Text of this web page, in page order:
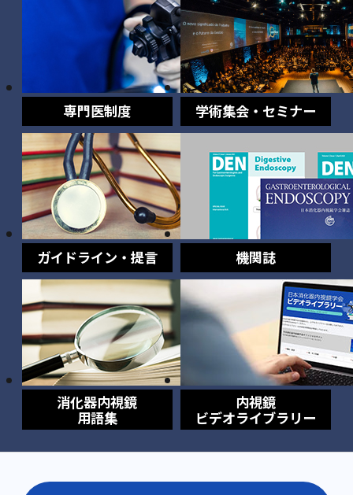
専門医制度 学術集会・セミナー
ガイドライン・提言 機関誌
消化器内視鏡
用語集
内視鏡
ビデオライブラリー